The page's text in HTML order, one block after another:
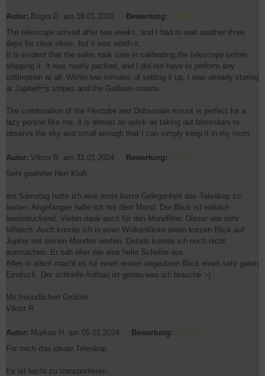
Autor: Bugra D. am 18.01.2026 Bewertung:
The telescope arrived after two weeks, and I had to wait another three
days for clear skies, but it was worth it.
It is evident that the seller took care in calibrating the telescope before
shipping it. It was neatly packed, and I did not have to perform any
collimation at all. Within two minutes of setting it up, I was already staring
at Jupiters stripes and the Galilean moons.
The combination of the Flextube and Dobsonian mount is perfect for a
lazy person like me; it is almost as quick as taking out binoculars to
observe the sky and small enough that I can simply keep it in my room.
Autor: Viktor R. am 31.01.2024 Bewertung:
Sehr geehrter Herr Kloß,
am Samstag hatte ich eine erste kurze Gelegenheit das Teleskop zu
testen. Angefangen habe ich mit dem Mond. Der Blick ist wirklich
beeindruckend. Vielen dank auch für den Mondfilter. Dieser war sehr
hilfreich. Auch konnte ich in einer Wolkenlücke einen kurzen Blick auf
Jupiter mit seinen Monden werfen. Details konnte ich noch nicht
ausmachen. Er sah eher wie eine helle Scheibe aus.
Alles in allem macht es für einen ersten ungeübten Blick einen sehr guten
Eindruck. Der schnelle Aufbau ist genau was ich brauche :-)
Mit freundlichen Grüßen
Viktor R.
Autor: Markus H. am 05.01.2024 Bewertung:
Für mich das ideale Teleskop.
Es ist leicht zu transportieren.